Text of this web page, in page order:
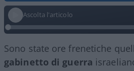
Ascolta l'articolo
Sono state ore frenetiche
gabinetto di guerra